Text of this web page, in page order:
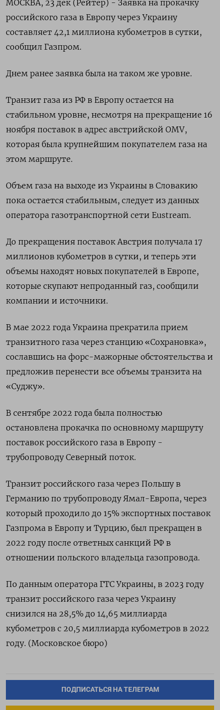
МОСКВА, 23 дек (Рейтер) - Заявка на прокачку
российского газа в Европу через Украину
составляет 42,1 миллиона кубометров в сутки,
сообщил Газпром.
Днем ранее заявка была на таком же уровне.
Транзит газа из РФ в Европу остается на
стабильном уровне, несмотря на прекращение 16
ноября поставок в адрес австрийской OMV,
которая была крупнейшим покупателем газа на
этом маршруте.
Объем газа на выходе из Украины в Словакию
пока остается стабильным, следует из данных
оператора газотранспортной сети Eustream.
До прекращения поставок Австрия получала 17
миллионов кубометров в сутки, и теперь эти
объемы находят новых покупателей в Европе,
которые скупают непроданный газ, сообщили
компании и источники.
В мае 2022 года Украина прекратила прием
транзитного газа через станцию «Сохрановка»,
сославшись на форс-мажорные обстоятельства и
предложив перенести все объемы транзита на
«Суджу».
В сентябре 2022 года была полностью
остановлена прокачка по основному маршруту
поставок российского газа в Европу -
трубопроводу Северный поток.
Транзит российского газа через Польшу в
Германию по трубопроводу Ямал-Европа, через
который проходило до 15% экспортных поставок
Газпрома в Европу и Турцию, был прекращен в
2022 году после ответных санкций РФ в
отношении польского владельца газопровода.
По данным оператора ГТС Украины, в 2023 году
транзит российского газа через Украину
снизился на 28,5% до 14,65 миллиарда
кубометров с 20,5 миллиарда кубометров в 2022
году. (Московское бюро)
ПОДПИСАТЬСЯ НА ТЕЛЕГРАМ